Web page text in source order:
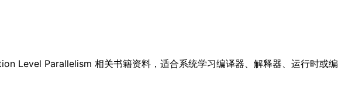
Level Parallelism 相关书籍资料，适合系统学习编译器、解释器、运行时或